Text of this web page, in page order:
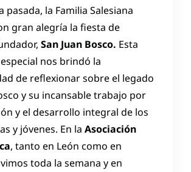
pasada, la Familia Salesiana
gran alegría la fiesta de
San Juan Bosco. Esta
nos brindó la
de reflexionar sobre el legado
y su incansable trabajo por
y el desarrollo integral de los
y jóvenes. En la Asociación
, tanto en León como en
toda la semana y en